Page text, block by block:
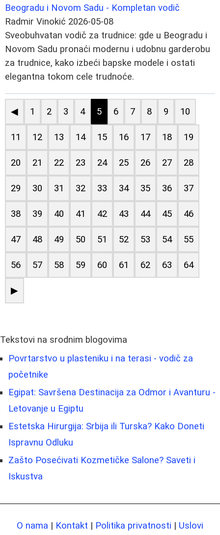
Beogradu i Novom Sadu - Kompletan vodič
Radmir Vinokić 2026-05-08
Sveobuhvatan vodič za trudnice: gde u Beogradu i
Novom Sadu pronaći modernu i udobnu garderobu
za trudnice, kako izbeći bapske modele i ostati
elegantna tokom cele trudnoće.
◀ 1 2 3 4 5 6 7 8 9 10
11 12 13 14 15 16 17 18 19
20 21 22 23 24 25 26 27 28
29 30 31 32 33 34 35 36 37
38 39 40 41 42 43 44 45 46
47 48 49 50 51 52 53 54 55
56 57 58 59 60 61 62 63 64
▶
Tekstovi na srodnim blogovima
Povrtarstvo u plasteniku i na terasi - vodič za
početnike
Egipat: Savršena Destinacija za Odmor i Avanturu -
Letovanje u Egiptu
Estetska Hirurgija: Srbija ili Turska? Kako Doneti
Ispravnu Odluku
Zašto Posećivati Kozmetičke Salone? Saveti i
Iskustva
O nama | Kontakt | Politika privatnosti | Uslovi